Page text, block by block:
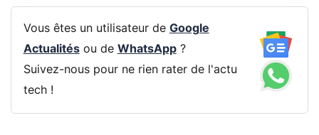
Vous êtes un utilisateur de Google
Actualitésou de WhatsApp?
Suivez-nous pour ne rien rater de l'actu
tech !